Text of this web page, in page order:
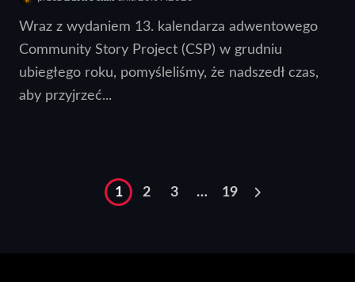
Wraz z wydaniem 13. kalendarza adwentowego
Community Story Project (CSP) w grudniu
ubiegłego roku, pomyśleliśmy, że nadszedł czas,
aby przyjrzeć...
1 2 3 … 19